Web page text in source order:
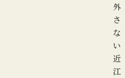
外
さ
な
い
近
江